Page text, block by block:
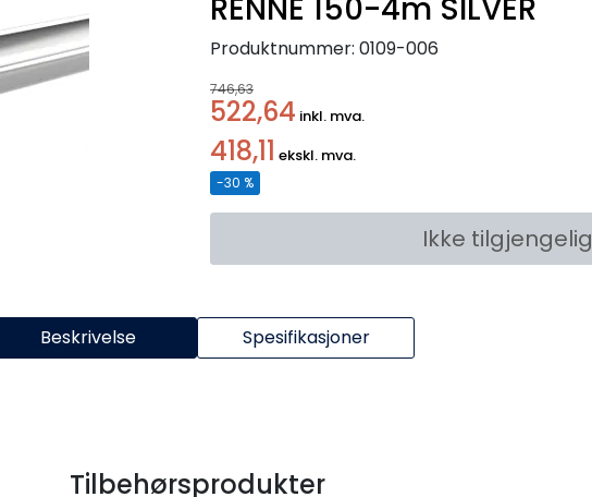
RENNE 150-4m SILVER
Produktnummer: 0109-006
746,63
522,64 inkl. mva.
418,11 ekskl. mva.
-30 %
Ikke tilgjengelig
Beskrivelse Spesifikasjoner
Tilbehørsprodukter